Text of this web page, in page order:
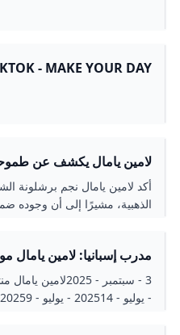
- MAKE YOUR DAY
لامين يامال يكشف عن
الإسباني
أكد لامين يامال نجم برشلونة
الذهبية، مشيرًا إلى أن وجوده
مدرب إسبانيا: لامين يامال
المونديال سابق لأوانه
- يوليو - 202514 - يوليو - 20259 - يوليو - 2025